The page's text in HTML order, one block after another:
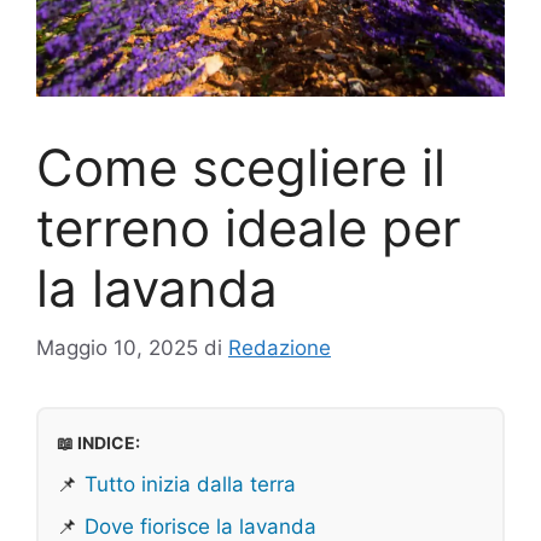
Come scegliere il
terreno ideale per
la lavanda
Maggio 10, 2025 di Redazione
📖 INDICE:
📌 Tutto inizia dalla terra
📌 Dove fiorisce la lavanda